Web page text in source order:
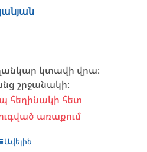
կտավի վրա։
շրջանակի։
հեղինակի հետ
առաքում
Ավելին